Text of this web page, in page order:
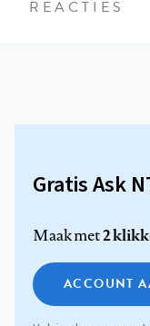
REACTIES
Gratis Ask
Maak met2
ACCOUNT